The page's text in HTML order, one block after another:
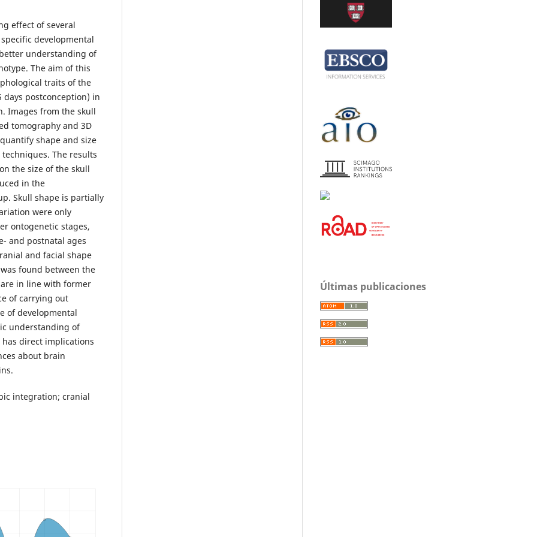
effect of several
developmental
understanding of
The aim of this
traits of the
postconception) in
Images from the skull
tomography and 3D
shape and size
The results
the size of the skull
in the
Skull shape is partially
were only
ontogenetic stages,
and postnatal ages
and facial shape
found between the
in line with former
of carrying out
of developmental
understanding of
direct implications
about brain
integration; cranial
Últimas publicaciones